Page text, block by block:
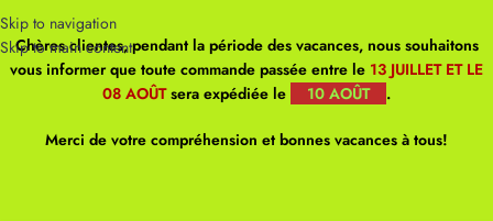
Skip to navigation
Skip to main content
Chères clientes, pendant la période des vacances, nous souhaitons
vous informer que toute commande passée entre le 13 JUILLET ET LE
08 AOÛTsera expédiée le 10 AOÛT .
Merci de votre compréhension et bonnes vacances à tous!